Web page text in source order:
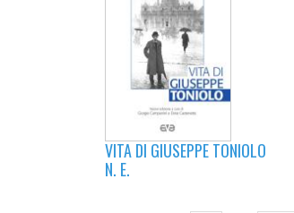
VITA DI GIUSEPPE TONIOLO
N. E.